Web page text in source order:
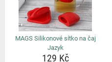
MAGS Silikonové sítko na čaj
Jazyk
129 Kč